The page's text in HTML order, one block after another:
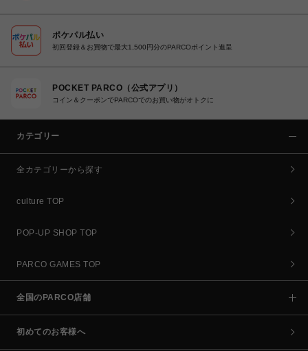
ポケパル払い
初回登録＆お買物で最大1,500円分のPARCOポイント進呈
POCKET PARCO（公式アプリ）
コイン＆クーポンでPARCOでのお買い物がオトクに
カテゴリー
全カテゴリーから探す
culture TOP
POP-UP SHOP TOP
PARCO GAMES TOP
全国のPARCO店舗
初めてのお客様へ